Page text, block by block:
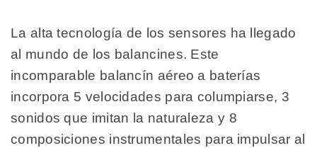
La alta tecnología de los sensores ha llegado
al mundo de los balancines. Este
incomparable balancín aéreo a baterías
incorpora 5 velocidades para columpiarse, 3
sonidos que imitan la naturaleza y 8
composiciones instrumentales para impulsar al